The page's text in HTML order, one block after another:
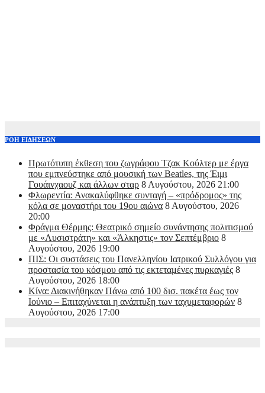
ΡΟΗ ΕΙΔΗΣΕΩΝ
Πρωτότυπη έκθεση του ζωγράφου Τζακ Κούλτερ με έργα
που εμπνεύστηκε από μουσική των Beatles, της Έιμι
Γουάινχαουζ και άλλων σταρ 8 Αυγούστου, 2026 21:00
Φλωρεντία: Ανακαλύφθηκε συνταγή – «πρόδρομος» της
κόλα σε μοναστήρι του 19ου αιώνα 8 Αυγούστου, 2026
20:00
Φράγμα Θέρμης: Θεατρικό σημείο συνάντησης πολιτισμού
με «Λυσιστράτη» και «Άλκηστις» τον Σεπτέμβριο 8
Αυγούστου, 2026 19:00
ΠΙΣ: Οι συστάσεις του Πανελληνίου Ιατρικού Συλλόγου για
προστασία του κόσμου από τις εκτεταμένες πυρκαγιές 8
Αυγούστου, 2026 18:00
Κίνα: Διακινήθηκαν Πάνω από 100 δισ. πακέτα έως τον
Ιούνιο – Επιταχύνεται η ανάπτυξη των ταχυμεταφορών 8
Αυγούστου, 2026 17:00